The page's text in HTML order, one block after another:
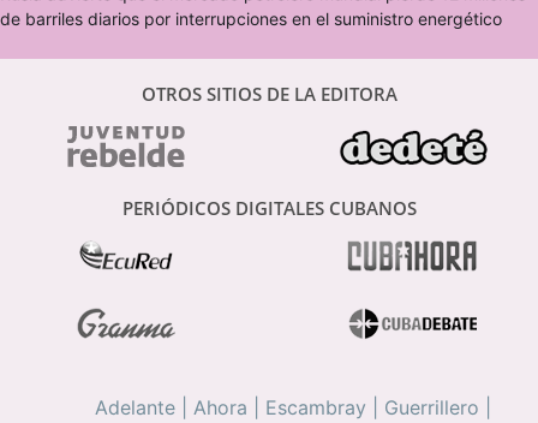
de barriles diarios por interrupciones en el suministro energético
OTROS SITIOS DE LA EDITORA
PERIÓDICOS DIGITALES CUBANOS
Adelante Ahora Escambray Guerrillero